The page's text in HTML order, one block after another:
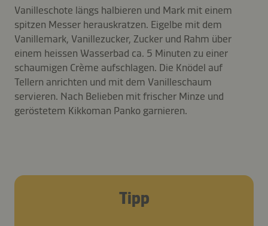
Vanilleschote längs halbieren und Mark mit einem
spitzen Messer herauskratzen. Eigelbe mit dem
Vanillemark, Vanillezucker, Zucker und Rahm über
einem heissen Wasserbad ca. 5 Minuten zu einer
schaumigen Crème aufschlagen. Die Knödel auf
Tellern anrichten und mit dem Vanilleschaum
servieren. Nach Belieben mit frischer Minze und
geröstetem Kikkoman Panko garnieren.
Tipp